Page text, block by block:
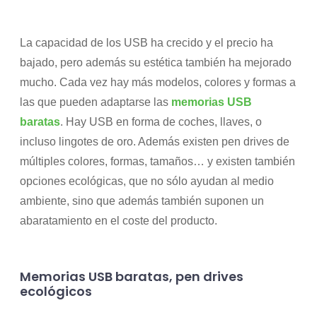
La capacidad de los USB ha crecido y el precio ha
bajado, pero además su estética también ha mejorado
mucho. Cada vez hay más modelos, colores y formas a
las que pueden adaptarse las memorias USB
baratas. Hay USB en forma de coches, llaves, o
incluso lingotes de oro. Además existen pen drives de
múltiples colores, formas, tamaños… y existen también
opciones ecológicas, que no sólo ayudan al medio
ambiente, sino que además también suponen un
abaratamiento en el coste del producto.
Memorias USB baratas, pen drives
ecológicos